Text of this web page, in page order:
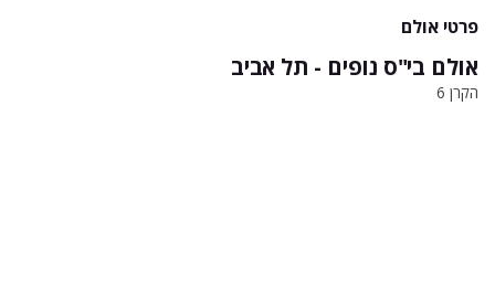
פרטי אולם
אולם בי"ס נופים - תל אביב
הקרן 6